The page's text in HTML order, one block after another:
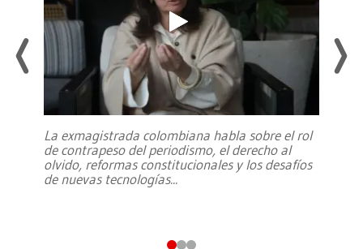
La exmagistrada colombiana habla sobre el rol
de contrapeso del periodismo, el derecho al
olvido, reformas constitucionales y los desafíos
de nuevas tecnologías...